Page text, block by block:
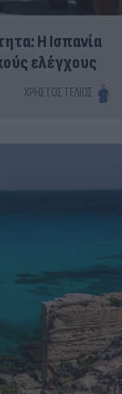
Η Ισπανία
ελέγχους
ΧΡΉΣΤΟΣ ΤΈΛΙΟΣ